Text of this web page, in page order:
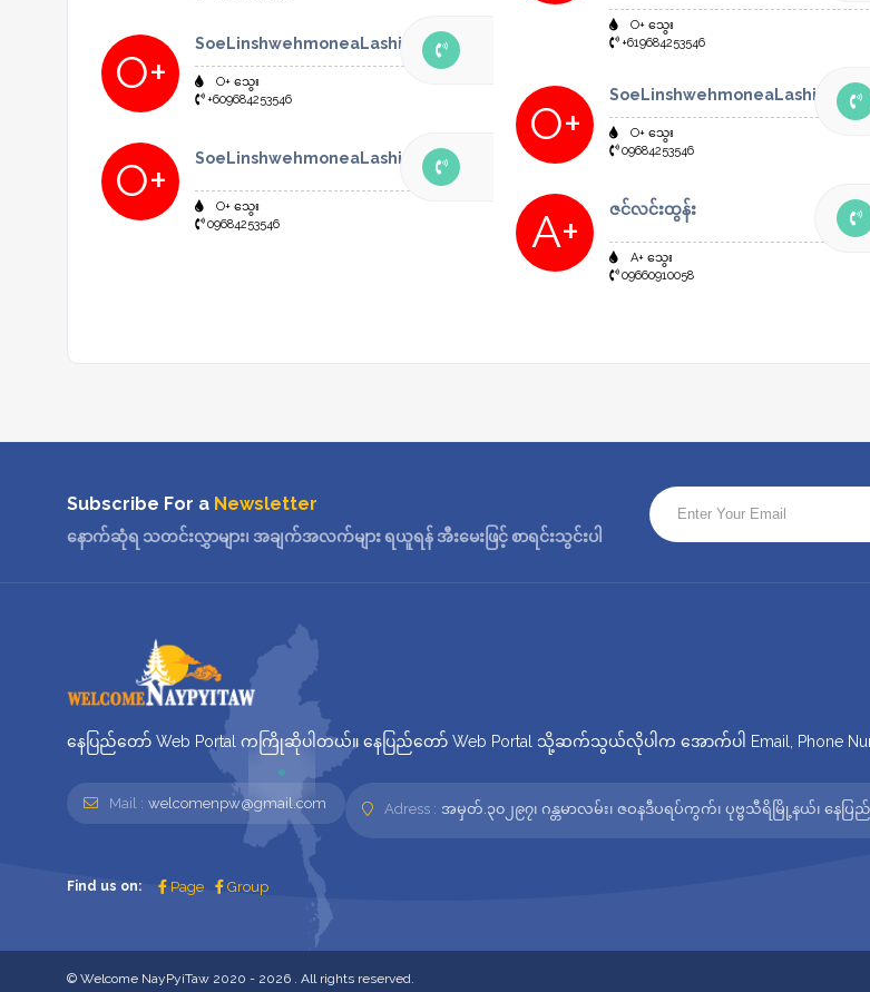
O+ သွေး
+619684253546
O+
SoeLinshwehmoneaLashio
O+ သွေး
+609684253546
O+
SoeLinshwehmoneaLashio
O+ သွေး
09684253546
O+ SoeLinshwehmoneaLashio း
O+ သွေး
09684253546
A+ ဇင်လင်းထွန်း
A+ သွေး
09660910058
Subscribe For a Newsletter
နောက်ဆုံရ သတင်းလွှာများ၊ အချက်အလက်များ ရယူရန် အီးမေးဖြင့် စာရင်းသွင်းပါ
နေပြည်တော် Web Portal ကကြိုဆိုပါတယ်။ နေပြည်တော် Web Portal သို့ဆက်သွယ်လိုပါက အောက်ပါ Email, Phone
Mail : welcomenpw@gmail.com Adress : အမှတ်.၃၀၂၉၇၊ ဂန္တမာလမ်း၊ ဇဝနဒီပရပ်ကွက်၊ ပုဗ္ဗသီရိမြို့နယ်၊ နေပြ
Find us on: Page Group
© Welcome NayPyiTaw 2020 - 2026 . All rights reserved.